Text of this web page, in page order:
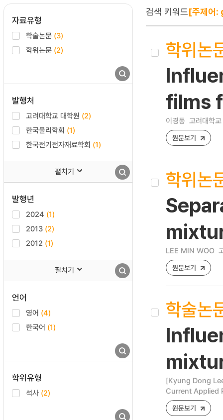
자료유형
학술논문 (3)
학위논문 (2)
발행처
고려대학교 대학원 (2)
한국물리학회 (1)
한국전기전자재료학회 (1)
펼치기
발행년
2024 (1)
2013 (2)
2012 (1)
펼치기
언어
영어 (4)
한국어 (1)
학위유형
석사 (2)
검색 키워드[주제어
학위논
films
이경동 고려대학
원문보기
학위논
LEE MIN WOO
원문보기
학술논
[Kyung Dong
Current Applied
원문보기